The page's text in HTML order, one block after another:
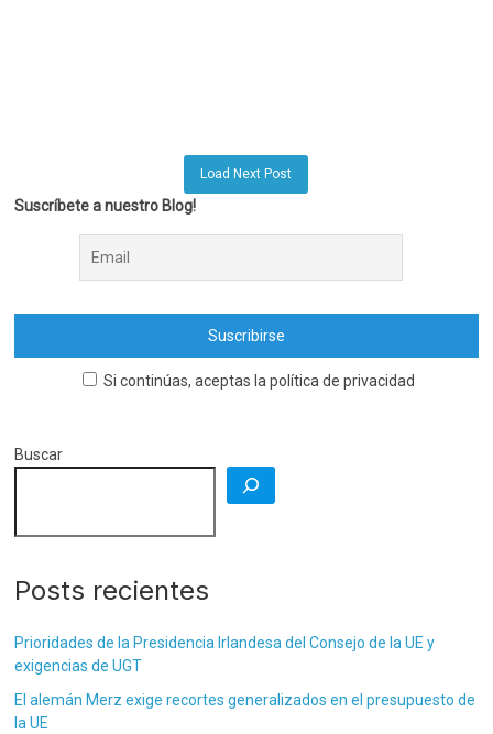
Load Next Post
Suscríbete a nuestro Blog!
Si continúas, aceptas la política de privacidad
Buscar
Posts recientes
Prioridades de la Presidencia Irlandesa del Consejo de la UE y
exigencias de UGT
El alemán Merz exige recortes generalizados en el presupuesto de
la UE